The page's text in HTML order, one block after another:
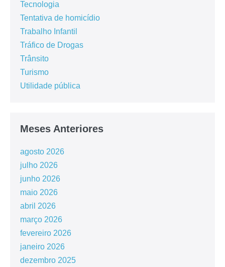
Tecnologia
Tentativa de homicídio
Trabalho Infantil
Tráfico de Drogas
Trânsito
Turismo
Utilidade pública
Meses Anteriores
agosto 2026
julho 2026
junho 2026
maio 2026
abril 2026
março 2026
fevereiro 2026
janeiro 2026
dezembro 2025